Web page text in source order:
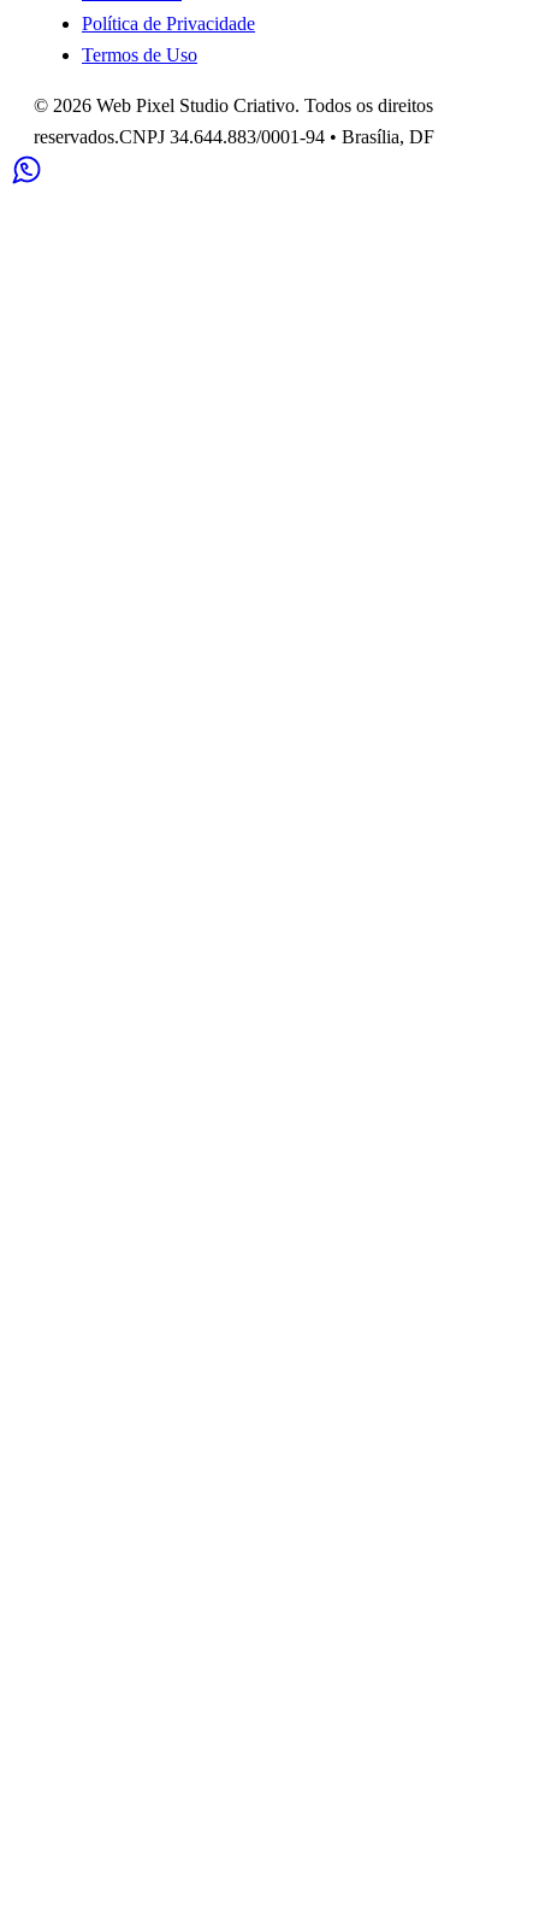
Política de Privacidade
Termos de Uso
© 2026 Web Pixel Studio Criativo. Todos os direitos
reservados.CNPJ 34.644.883/0001-94 • Brasília, DF